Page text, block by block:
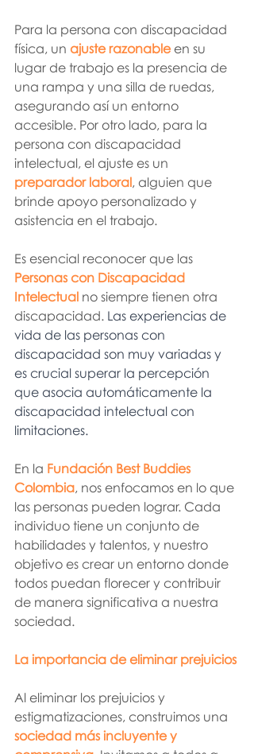
Para la persona con discapacidad
física, un ajuste razonable en su
lugar de trabajo es la presencia de
una rampa y una silla de ruedas,
asegurando así un entorno
accesible. Por otro lado, para la
persona con discapacidad
intelectual, el ajuste es un
preparador laboral, alguien que
brinde apoyo personalizado y
asistencia en el trabajo.
Es esencial reconocer que las
Personas con Discapacidad
Intelectual no siempre tienen otra
discapacidad. Las experiencias de
vida de las personas con
discapacidad son muy variadas y
es crucial superar la percepción
que asocia automáticamente la
discapacidad intelectual con
limitaciones.
En la Fundación Best Buddies
Colombia, nos enfocamos en lo que
las personas pueden lograr. Cada
individuo tiene un conjunto de
habilidades y talentos, y nuestro
objetivo es crear un entorno donde
todos puedan florecer y contribuir
de manera significativa a nuestra
sociedad.
La importancia de eliminar prejuicios
Al eliminar los prejuicios y
estigmatizaciones, construimos una
sociedad más incluyente y